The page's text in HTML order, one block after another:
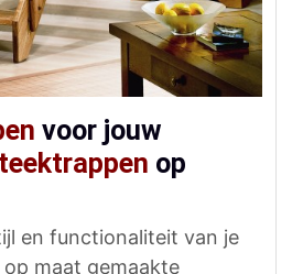
voor jouw
op
en functionaliteit van je
maat gemaakte